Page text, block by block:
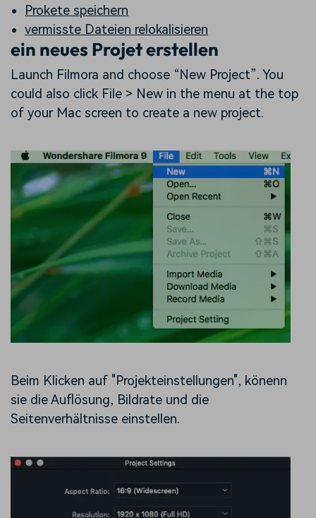
Prokete speichern
vermisste Dateien relokalisieren
ein neues Projet erstellen
Launch Filmora and choose “New Project”. You
could also click File > New in the menu at the top
of your Mac screen to create a new project.
Beim Klicken auf "Projekteinstellungen", könenn
sie die Auflösung, Bildrate und die
Seitenverhältnisse einstellen.